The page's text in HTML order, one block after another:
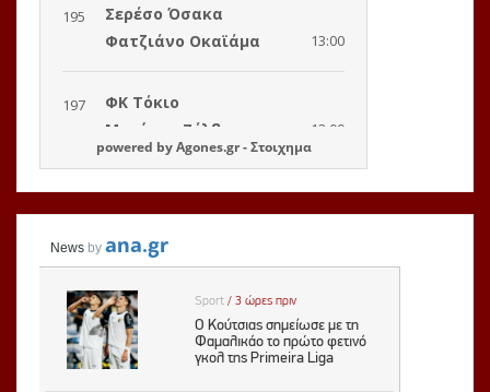
powered byAgones.gr-Στοιχημα